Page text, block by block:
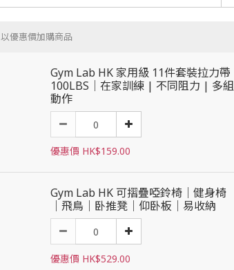
以優惠價加購商品
Gym Lab HK 家用級 11件套裝拉力帶
100LBS｜在家訓練 | 不同阻力 | 多組
動作
優惠價 HK$159.00
Gym Lab HK 可摺疊啞鈴椅｜健身椅
｜飛鳥｜卧推凳｜仰卧板｜易收納
優惠價 HK$529.00